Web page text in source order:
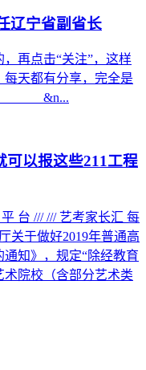
辽宁省副省长
再点击“关注”，这样
天都有分享，完全是
。 &n...
可以报这些211工程
台 /// /// 艺考家长汇 每
关于做好2019年普通高
知》，规定“除经教育
院校（含部分艺术类